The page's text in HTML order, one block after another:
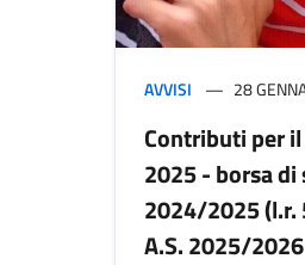
AVVISI 28
Contributi per
2025 - borsa
2024/2025
A.S. 2025/